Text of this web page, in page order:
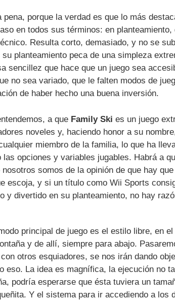
pena, porque la verdad es que lo más
en todos sus términos: en planteamiento,
Resulta corto, demasiado, y no se
planteamiento peca de una simpleza
sencillez que hace que un juego sea
no sea variado, que le falten modos de
de haber hecho una buena inversión.
a que Family Ski es un juego
noveles y, haciendo honor a su
miembro de la familia, lo que ha
las opciones y variables jugables. Habrá a
somos de la opinión de que hay
escoja, y si un título como Wii Sports
y divertido en su planteamiento, no hay
principal de juego es el estilo libre, en
y de allí, siempre para abajo.
otros esquiadores, se nos irán dando
eso. La idea es magnífica, la ejecución no
podría esperarse que ésta tuviera un
Y el sistema para ir accediendo a los